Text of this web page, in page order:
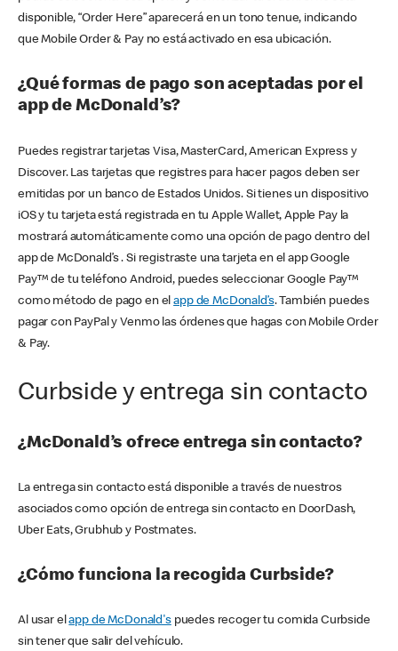
disponible, “Order Here” aparecerá en un tono tenue, indicando
que Mobile Order & Pay no está activado en esa ubicación.
¿Qué formas de pago son aceptadas por el
app de McDonald’s?
Puedes registrar tarjetas Visa, MasterCard, American Express y
Discover. Las tarjetas que registres para hacer pagos deben ser
emitidas por un banco de Estados Unidos. Si tienes un dispositivo
iOS y tu tarjeta está registrada en tu Apple Wallet, Apple Pay la
mostrará automáticamente como una opción de pago dentro del
app de McDonald’s . Si registraste una tarjeta en el app Google
Pay™ de tu teléfono Android, puedes seleccionar Google Pay™
como método de pago en elapp de McDonald’s. También puedes
pagar con PayPal y Venmo las órdenes que hagas con Mobile Order
& Pay.
Curbside y entrega sin contacto
¿McDonald’s ofrece entrega sin contacto?
La entrega sin contacto está disponible a través de nuestros
asociados como opción de entrega sin contacto en DoorDash,
Uber Eats, Grubhub y Postmates.
¿Cómo funciona la recogida Curbside?
Al usar elapp de McDonald'spuedes recoger tu comida Curbside
sin tener que salir del vehículo.